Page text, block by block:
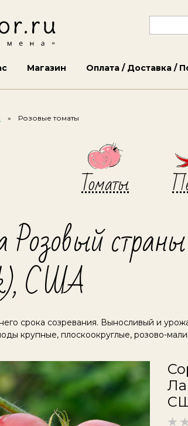
Магазин Оплата / Доставка /
Розовые томаты
Томаты
Розовый
США
срока созревания. Выносливый и
крупные, плоскоокруглые, розово-